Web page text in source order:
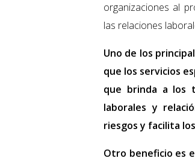
organizaciones al
las relaciones
Uno de los
que los servicios
que brinda a los
laborales y
riesgos y facilita
Otro beneficio es